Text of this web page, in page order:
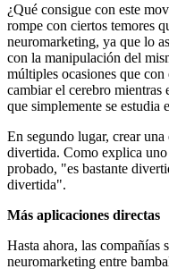
¿Qué consigue con este
rompe con ciertos temores
neuromarketing, ya que lo
con la manipulación del
múltiples ocasiones que con
cambiar el cerebro mientras
que simplemente se estudia
En segundo lugar, crear
divertida. Como explica
probado, "es bastante
divertida".
Más aplicaciones directas
Hasta ahora, las compañías
neuromarketing entre